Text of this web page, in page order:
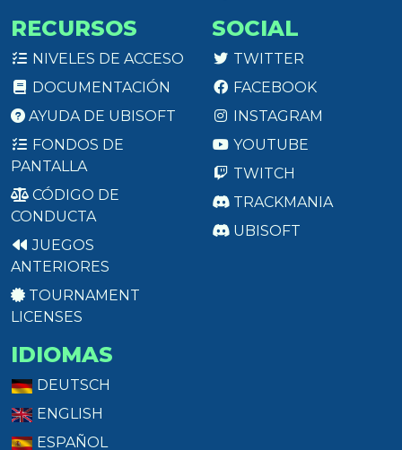
RECURSOS
NIVELES DE ACCESO
DOCUMENTACIÓN
AYUDA DE UBISOFT
FONDOS DE
PANTALLA
CÓDIGO DE
CONDUCTA
JUEGOS
ANTERIORES
TOURNAMENT
LICENSES
SOCIAL
TWITTER
FACEBOOK
INSTAGRAM
YOUTUBE
TWITCH
TRACKMANIA
UBISOFT
IDIOMAS
DEUTSCH
ENGLISH
ESPAÑOL